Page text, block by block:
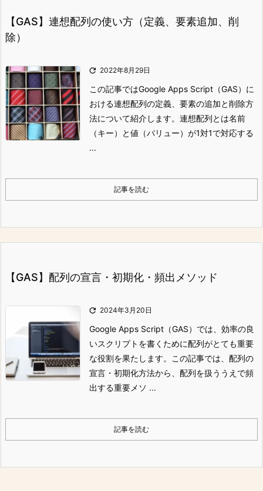
【GAS】連想配列の使い方（定義、要素追加、削
除）
 2022年8月29日
この記事ではGoogle Apps Script（GAS）に
おける連想配列の定義、要素の追加と削除方
法について紹介します。 連想配列とは名前
（キー）と値（バリュー）が1対1で対応する
...
記事を読む
【GAS】配列の宣言・初期化・頻出メソッド
 2024年3月20日
Google Apps Script（GAS）では、効率の良
いスクリプトを書くために配列がとても重要
な役割を果たします。この記事では、配列の
宣言・初期化方法から、配列を扱ううえで頻
出する重要メソ ...
記事を読む